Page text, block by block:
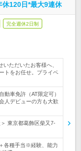
休120日*最大9連休
完全週休2日制
いただいたお客様へ、
トをお任せ。プライベ
動車免許（AT限定可）
人デビューの方も大歓
東京都葛飾区柴又7-
各種手当※経験、能力